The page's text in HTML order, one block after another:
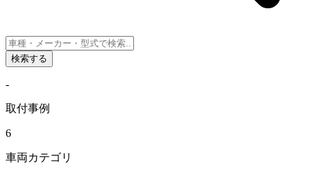
検索する
-
取付事例
6
車両カテゴリ